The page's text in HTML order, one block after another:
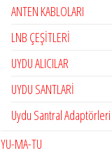
ANTEN KABLOLARI
LNB ÇEŞİTLERİ
UYDU ALICILAR
UYDU SANTLARİ
Uydu Santral Adaptörleri
YU-MA-TU